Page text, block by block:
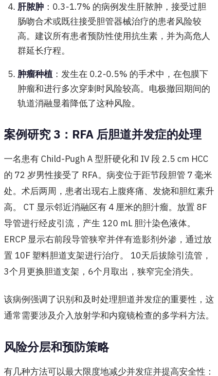
肝脓肿 ：0.3-1.7% 的病例发生肝脓肿，接受过胆
肠吻合术或既往接受胆管器械治疗的患者风险较
高。建议所有患者预防性使用抗生素，并为高危人
群延长疗程。
肿瘤种植 ：发生在 0.2-0.5% 的手术中，在包膜下
肿瘤和进行多次穿刺时风险较高。电极撤回期间的
轨道消融显着降低了这种风险。
案例研究 3：RFA 后胆道并发症的处理
一名患有 Child-Pugh A 型肝硬化和 IV 段 2.5 cm HCC
的 72 岁男性接受了 RFA。病变位于距节段胆管 7 毫米
处。术后两周，患者出现右上腹疼痛、发烧和胆红素升
高。 CT 显示邻近消融区有 4 厘米的胆汁瘤。放置 8F
导管进行经皮引流，产生 120 mL 胆汁染色液体。
ERCP 显示右前段导管狭窄并伴有造影剂外渗，通过放
置 10F 塑料胆道支架进行治疗。 10天后拔除引流管，
3个月更换胆道支架，6个月取出，狭窄完全消失。
该病例强调了识别和及时处理胆道并发症的重要性，这
通常需要涉及介入放射学和内窥镜检查的多学科方法。
风险分层和预防策略
有几种方法可以最大限度地减少并发症并提高安全性：